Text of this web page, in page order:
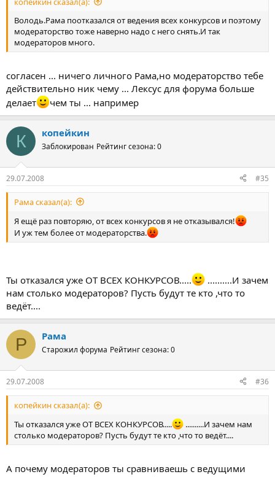
Володь.Рама поотказался от ведения всех конкурсов и поэтому
модераторство тоже наверно надо с него снять.И так
модераторов много.
согласен ... ничего личного Рама,но модераторство тебе
действительно ник чему ... Лексус для форума больше
делает
чем ты ... например
К копейкин
Заблокирован Рейтинг сезона: 0
29.07.2008 #35
Рама сказал(а):
Я ещё раз повторяю, от всех конкурсов я не отказывался!
И уж тем более от модераторства.
Ты отказался уже ОТ ВСЕХ КОНКУРСОВ.....
..........И зачем
нам столько модераторов? Пусть будут те кто ,что то
ведёт....
Р Рама
Старожил форума Рейтинг сезона: 0
29.07.2008 #36
копейкин сказал(а):
Ты отказался уже ОТ ВСЕХ КОНКУРСОВ.....
..........И зачем нам
столько модераторов? Пусть будут те кто ,что то ведёт....
А почему модераторов ты сравниваешь с ведущими